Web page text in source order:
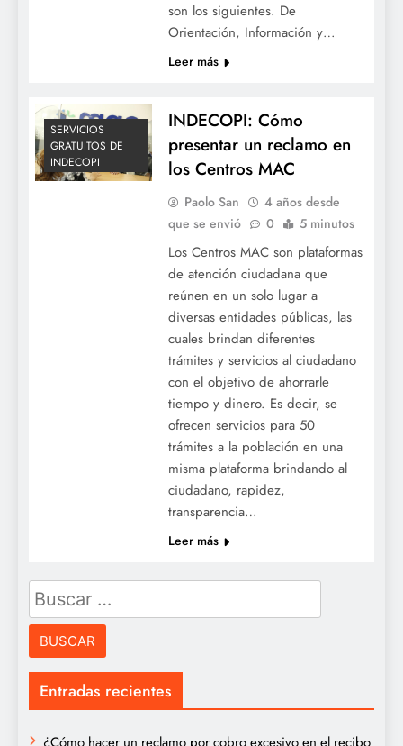
son los siguientes. De
Orientación, Información y…
Leer más
SERVICIOS
GRATUITOS DE
INDECOPI
INDECOPI: Cómo
presentar un reclamo en
los Centros MAC
Paolo San
4 años desde
que se envió
0 5 minutos
Los Centros MAC son plataformas
de atención ciudadana que
reúnen en un solo lugar a
diversas entidades públicas, las
cuales brindan diferentes
trámites y servicios al ciudadano
con el objetivo de ahorrarle
tiempo y dinero. Es decir, se
ofrecen servicios para 50
trámites a la población en una
misma plataforma brindando al
ciudadano, rapidez,
transparencia…
Leer más
Buscar:
Entradas recientes